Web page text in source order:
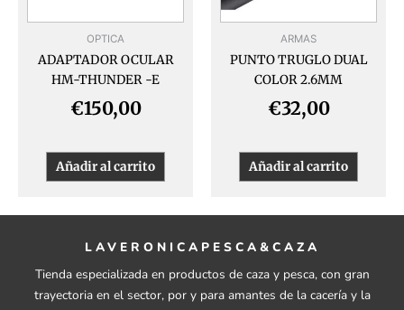
OPTICA
ADAPTADOR OCULAR
HM-THUNDER -E
€150,00
Añadir al carrito
ARMAS
PUNTO TRUGLO DUAL
COLOR 2.6MM
€32,00
Añadir al carrito
LAVERONICAPESCA&CAZA
Tienda especializada en productos de caza y pesca, con gran
trayectoria en el sector, por y para amantes de la cacería y la